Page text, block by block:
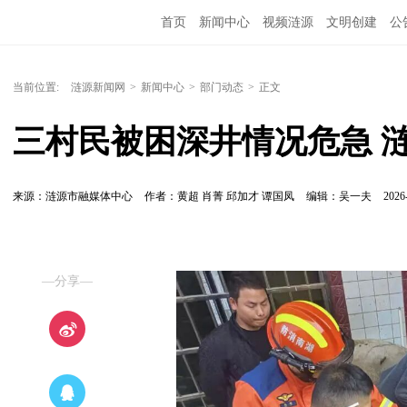
首页 新闻中心 视频涟源 文明创建 公
当前位置: 涟源新闻网 > 新闻中心 > 部门动态 > 正文
三村民被困深井情况危急
来源：涟源市融媒体中心 作者：黄超 肖菁 邱加才 谭国凤 编辑：吴一夫
—分享—